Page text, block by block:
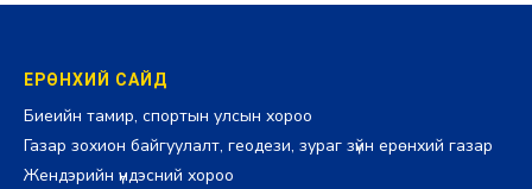
ЕРӨНХИЙ САЙД
Биеийн тамир, спортын улсын хороо
Газар зохион байгуулалт, геодези, зураг зүйн ерөнхий газар
Жендэрийн үндэсний хороо